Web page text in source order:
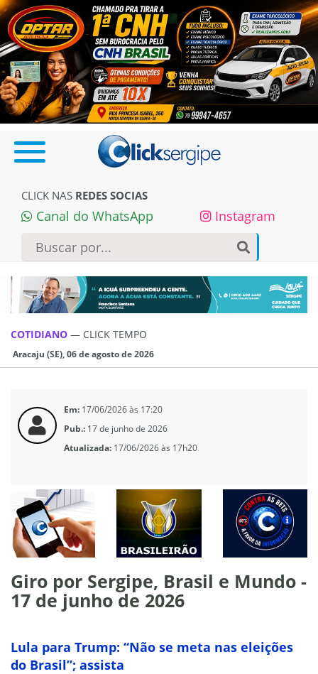
CLICK NAS REDES SOCIAS
Canal do WhatsApp Instagram
COTIDIANO — CLICK TEMPO
Aracaju (SE), 06 de agosto de 2026
Em: 17/06/2026 às 17:20
Pub.: 17 de junho de 2026
Atualizada: 17/06/2026 às 17h20
Giro por Sergipe, Brasil e Mundo -
17 de junho de 2026
Lula para Trump: “Não se meta nas eleições
do Brasil”; assista